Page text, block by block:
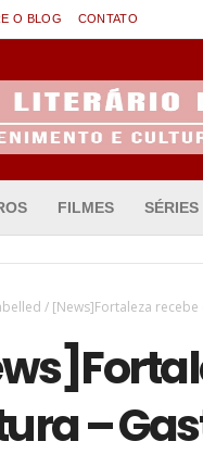
O BLOG CONTATO
FILMES SÉRIES
/ [News]Fortaleza recebe
–